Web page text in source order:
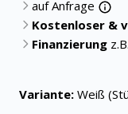
auf Anfrage
Kostenloser &
Finanzierung
Variante: Weiß